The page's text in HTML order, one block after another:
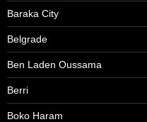
Baraka City
Belgrade
Ben Laden Oussama
Berri
Boko Haram